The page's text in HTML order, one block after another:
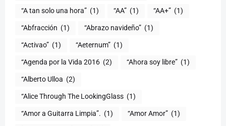
“A tan solo una hora” (1) “AA” (1) “AA+” (1)
“Abfracción (1) “Abrazo navideño” (1)
“Activao” (1) “Aeternum” (1)
“Agenda por la Vida 2016 (2) “Ahora soy libre” (1)
“Alberto Ulloa (2)
“Alice Through The LookingGlass (1)
“Amor a Guitarra Limpia”. (1) “Amor Amor” (1)